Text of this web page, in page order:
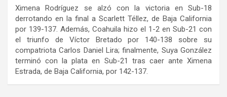
Ximena Rodríguez se alzó con la victoria en Sub-18
derrotando en la final a Scarlett Téllez, de Baja California
por 139-137. Además, Coahuila hizo el 1-2 en Sub-21 con
el triunfo de Víctor Bretado por 140-138 sobre su
compatriota Carlos Daniel Lira; finalmente, Suya González
terminó con la plata en Sub-21 tras caer ante Ximena
Estrada, de Baja California, por 142-137.